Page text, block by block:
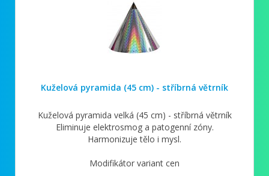
Kuželová pyramida (45 cm) - stříbrná větrník
Kuželová pyramida velká (45 cm) - stříbrná větrník
Eliminuje elektrosmog a patogenní zóny.
Harmonizuje tělo i mysl.
Modifikátor variant cen